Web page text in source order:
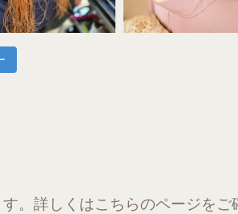
。詳しくはこちらのページをご